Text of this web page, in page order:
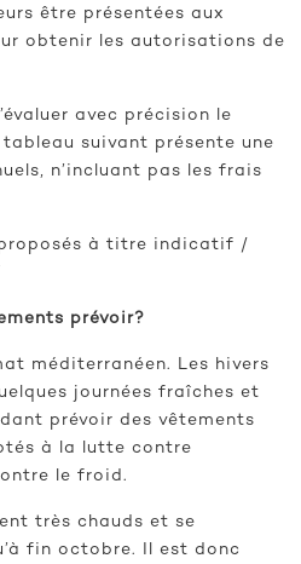
être présentées aux
obtenir les autorisations de
avec précision le
suivant présente une
n’incluant pas les frais
à titre indicatif /
prévoir?
méditerranéen. Les hivers
journées fraîches et
prévoir des vêtements
à la lutte contre
le froid.
très chauds et se
fin octobre. Il est donc